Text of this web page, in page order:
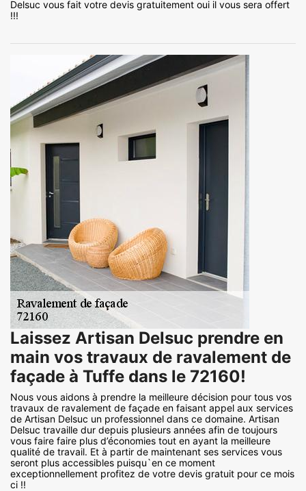
Delsuc vous fait votre devis gratuitement oui il vous sera offert
!!!
Laissez Artisan Delsuc prendre en
main vos travaux de ravalement de
façade à Tuffe dans le 72160!
Nous vous aidons à prendre la meilleure décision pour tous vos
travaux de ravalement de façade en faisant appel aux services
de Artisan Delsuc un professionnel dans ce domaine. Artisan
Delsuc travaille dur depuis plusieurs années afin de toujours
vous faire faire plus d’économies tout en ayant la meilleure
qualité de travail. Et à partir de maintenant ses services vous
seront plus accessibles puisqu`en ce moment
exceptionnellement profitez de votre devis gratuit pour ce mois
ci !!